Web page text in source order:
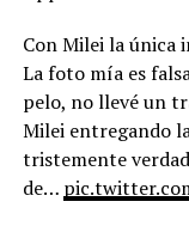
Con Milei la única
La foto mía es
pelo, no llevé un
Milei entregando
tristemente
de…